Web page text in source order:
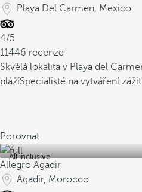
Playa Del Carmen, Mexico
4/5
11446 recenze
Skvělá lokalita v Playa del
plážíSpecialisté na vytváření
Porovnat
All inclusive
Allegro Agadir
Agadir, Morocco